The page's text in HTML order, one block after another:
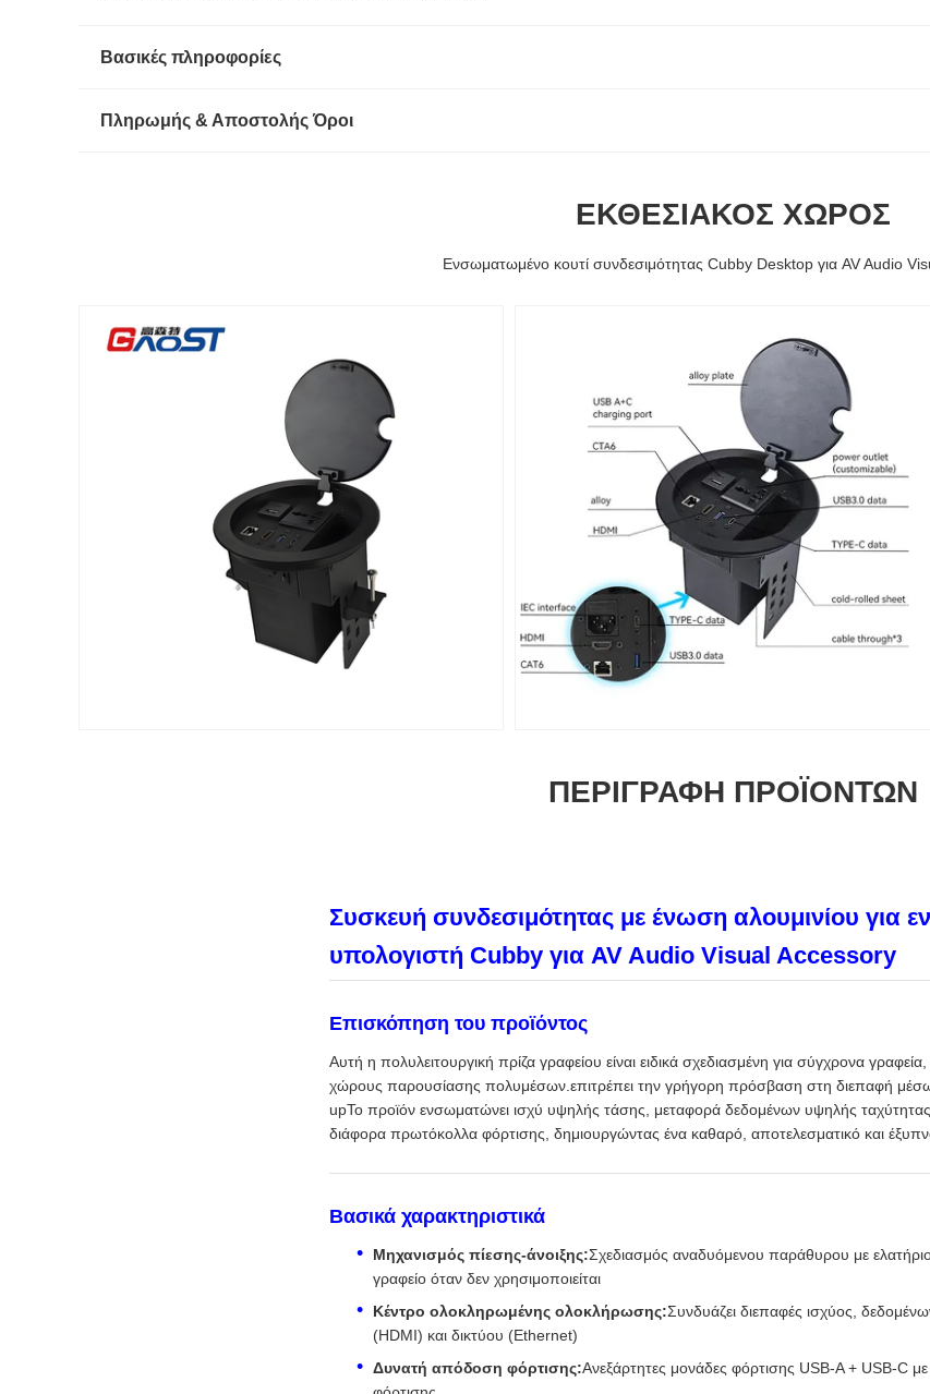
Βασικές πληροφορίες
Πληρωμής & Αποστολής Όροι
ΕΚΘΕΣΙΑΚΌΣ ΧΏΡΟΣ
Ενσωματωμένο κουτί συνδεσιμότητας Cubby Desktop για AV Audio
ΠΕΡΙΓΡΑΦΉ ΠΡΟΪΌΝΤΩΝ
Συσκευή συνδεσιμότητας με ένωση αλουμινίου για
υπολογιστή Cubby για AV Audio Visual Accessory
Επισκόπηση του προϊόντος
Αυτή η πολυλειτουργική πρίζα γραφείου είναι ειδικά σχεδιασμένη για σύγχρονα
χώρους παρουσίασης πολυμέσων.επιτρέπει την γρήγορη πρόσβαση στη διεπαφή
upΤο προϊόν ενσωματώνει ισχύ υψηλής τάσης, μεταφορά δεδομένων υψηλής
διάφορα πρωτόκολλα φόρτισης, δημιουργώντας ένα καθαρό, αποτελεσματικό και
Βασικά χαρακτηριστικά
Μηχανισμός πίεσης-άνοιξης:Σχεδιασμός αναδυόμενου παράθυρου με
γραφείο όταν δεν χρησιμοποιείται
Κέντρο ολοκληρωμένης ολοκλήρωσης:Συνδυάζει διεπαφές ισχύος,
(HDMI) και δικτύου (Ethernet)
Δυνατή απόδοση φόρτισης:Ανεξάρτητες μονάδες φόρτισης USB-A + USB-C